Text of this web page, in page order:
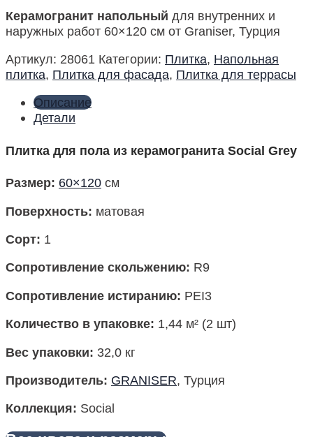
Керамогранит напольный для внутренних и
наружных работ 60×120 см от Graniser, Турция
Артикул: 28061 Категории: Плитка, Напольная
плитка, Плитка для фасада, Плитка для террасы
Описание
Детали
Плитка для пола из керамогранита Social Grey
Размер: 60×120 см
Поверхность: матовая
Сорт: 1
Сопротивление скольжению: R9
Сопротивление истиранию: PEI3
Количество в упаковке: 1,44 м² (2 шт)
Вес упаковки: 32,0 кг
Производитель: GRANISER, Турция
Коллекция: Social